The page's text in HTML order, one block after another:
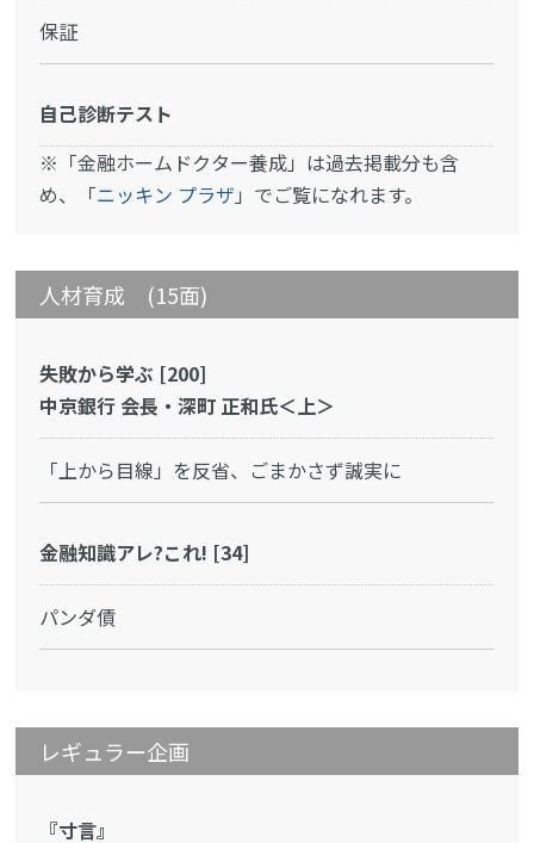
保証
自己診断テスト
※「金融ホームドクター養成」は過去掲載分も含
め、「ニッキン プラザ 」でご覧になれます。
人材育成 (15面)
失敗から学ぶ [200]
中京銀行 会長・深町 正和氏＜上＞
「上から目線」を反省、ごまかさず誠実に
金融知識アレ?これ! [34]
パンダ債
レギュラー企画
『寸言』